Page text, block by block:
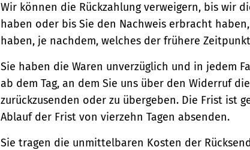
Wir können die Rückzahlung verweigern, bis wir
haben oder bis Sie den Nachweis erbracht
haben, je nachdem, welches der frühere
Sie haben die Waren unverzüglich und in jedem
ab dem Tag, an dem Sie uns über den Widerruf
zurückzusenden oder zu übergeben. Die Frist ist
Ablauf der Frist von vierzehn Tagen absenden.
Sie tragen die unmittelbaren Kosten der